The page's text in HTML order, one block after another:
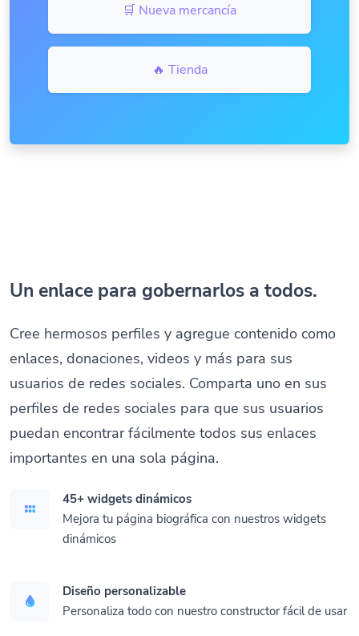
🛒 Nueva mercancía
🔥 Tienda
Un enlace para gobernarlos a todos.
Cree hermosos perfiles y agregue contenido como
enlaces, donaciones, videos y más para sus
usuarios de redes sociales. Comparta uno en sus
perfiles de redes sociales para que sus usuarios
puedan encontrar fácilmente todos sus enlaces
importantes en una sola página.
45+ widgets dinámicos
Mejora tu página biográfica con nuestros widgets
dinámicos
Diseño personalizable
Personaliza todo con nuestro constructor fácil de usar